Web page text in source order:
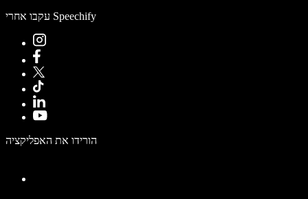
עקבו אחרי Speechify
הורידו את האפליקציה